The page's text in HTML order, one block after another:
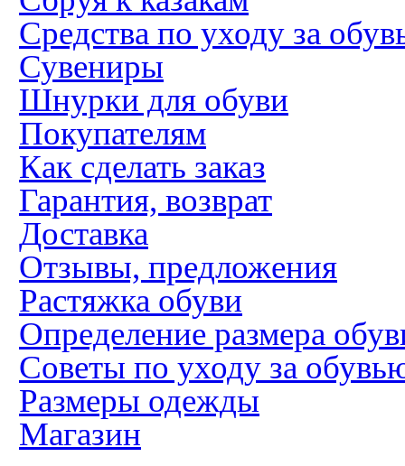
Средства по уходу за
Сувениры
Шнурки для обуви
Покупателям
Как сделать заказ
Гарантия, возврат
Доставка
Отзывы, предложения
Растяжка обуви
Определение размера
Советы по уходу за
Размеры одежды
Магазин